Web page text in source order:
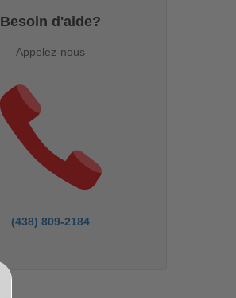
Besoin d'aide?
Appelez-nous
(438) 809-2184